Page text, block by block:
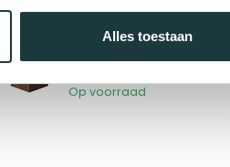
Alles toestaan
Cortenstaal
Op voorraad